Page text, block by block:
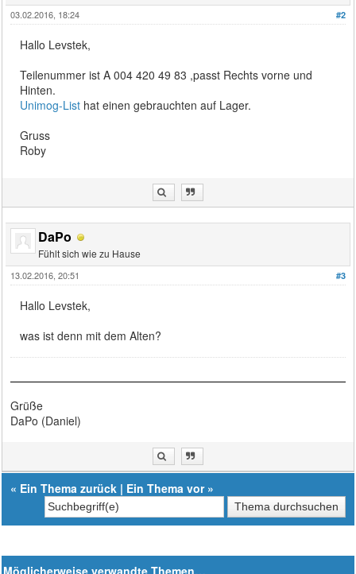
#2
03.02.2016, 18:24
Hallo Levstek,
Teilenummer ist A 004 420 49 83 ,passt Rechts vorne und
Hinten.
Unimog-List hat einen gebrauchten auf Lager.
Gruss
Roby
DaPo
Fühlt sich wie zu Hause
#3
13.02.2016, 20:51
Hallo Levstek,
was ist denn mit dem Alten?
Grüße
DaPo (Daniel)
« Ein Thema zurück | Ein Thema vor»
Möglicherweise verwandte Themen…